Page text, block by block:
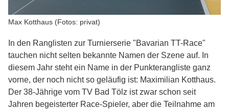
Max Kotthaus (Fotos: privat)
In den Ranglisten zur Turnierserie "Bavarian TT-Race"
tauchen nicht selten bekannte Namen der Szene auf. In
diesem Jahr steht ein Name in der Punkterangliste ganz
vorne, der noch nicht so geläufig ist: Maximilian Kotthaus.
Der 38-Jährige vom TV Bad Tölz ist zwar schon seit
Jahren begeisterter Race-Spieler, aber die Teilnahme am